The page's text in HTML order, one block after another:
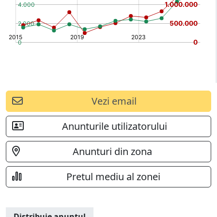
Vezi email
Anunturile utilizatorului
Anunturi din zona
Pretul mediu al zonei